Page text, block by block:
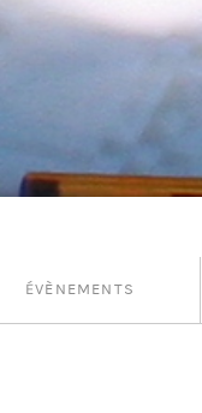
ÉVÈNEMENTS